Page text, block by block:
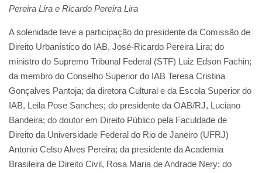
Pereira Lira e Ricardo Pereira Lira
A solenidade teve a participação do presidente da Comissão de
Direito Urbanístico do IAB, José-Ricardo Pereira Lira; do
ministro do Supremo Tribunal Federal (STF) Luiz Edson Fachin;
da membro do Conselho Superior do IAB Teresa Cristina
Gonçalves Pantoja; da diretora Cultural e da Escola Superior do
IAB, Leila Pose Sanches; do presidente da OAB/RJ, Luciano
Bandeira; do doutor em Direito Público pela Faculdade de
Direito da Universidade Federal do Rio de Janeiro (UFRJ)
Antonio Celso Alves Pereira; da presidente da Academia
Brasileira de Direito Civil, Rosa Maria de Andrade Nery; do